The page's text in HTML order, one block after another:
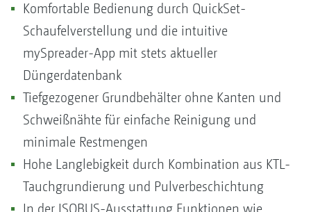
Komfortable Bedienung durch QuickSet-
Schaufelverstellung und die intuitive
mySpreader-App mit stets aktueller
Düngerdatenbank
Tiefgezogener Grundbehälter ohne Kanten und
Schweißnähte für einfache Reinigung und
minimale Restmengen
Hohe Langlebigkeit durch Kombination aus KTL-
Tauchgrundierung und Pulverbeschichtung